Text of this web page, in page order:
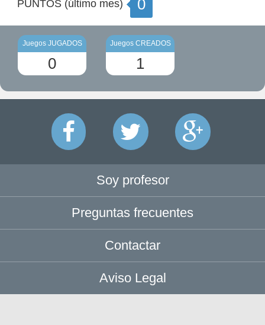
PUNTOS (último mes) 0
Juegos JUGADOS
0
Juegos CREADOS
1
Soy profesor
Preguntas frecuentes
Contactar
Aviso Legal